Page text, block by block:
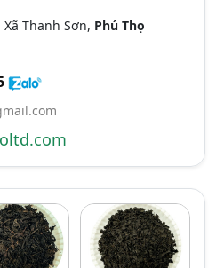
Xã Thanh Sơn, Phú Thọ